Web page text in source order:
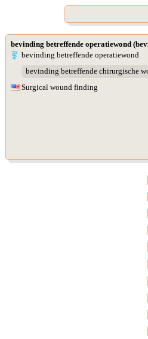
bevinding betreffende operatiewond
bevinding betreffende operatiewond
bevinding betreffende chirurgische
Surgical wound finding